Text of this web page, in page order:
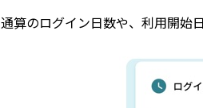
通算のログイン日数や、利用開始